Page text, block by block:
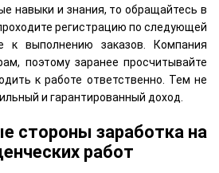
навыки и знания, то обращайтесь в
регистрацию по следующей
к выполнению заказов. Компания
поэтому заранее просчитывайте
к работе ответственно. Тем не
и гарантированный доход.
стороны заработка на
работ